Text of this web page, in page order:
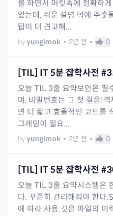
를 하면서 머릿속에 정확하
았는데, 쉬운 설명 덕에 주춧
탑이 더 견고해...
byyungimok • 2년 전 • 0
[TIL] IT 5분 잡학사전
오늘 TIL 3줄 요약보안은 필
며, 비밀번호는 그 첫 걸음!
면 더 짧고 효율적인 코드를
그래밍이 필요...
byyungimok • 2년 전 • 0
[TIL] IT 5분 잡학사전
오늘 TIL 3줄 요약시스템은
다. 꾸준히 관리해줘야 한다
에 따라 사용.깃은 파일의 이